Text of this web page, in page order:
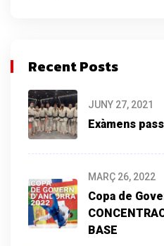
Recent Posts
JUNY 27, 2021
Exàmens
MARÇ 26, 2022
Copa de
BASE